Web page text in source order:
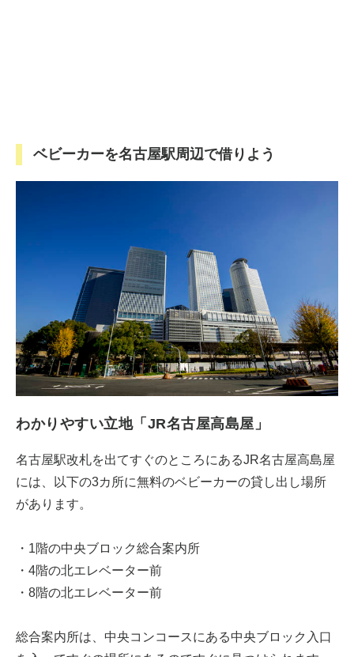
ベビーカーを名古屋駅周辺で借りよう
わかりやすい立地「JR名古屋高島屋」
名古屋駅改札を出てすぐのところにあるJR名古屋高島屋
には、以下の3カ所に無料のベビーカーの貸し出し場所
があります。
・1階の中央ブロック総合案内所
・4階の北エレベーター前
・8階の北エレベーター前
総合案内所は、中央コンコースにある中央ブロック入口